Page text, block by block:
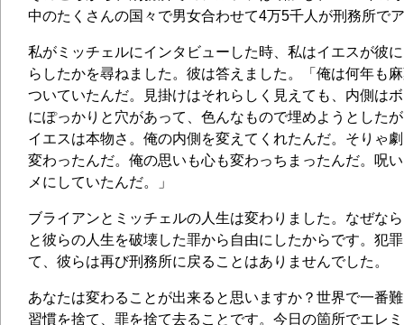
中のたくさんの国々で男女合わせて4万5千人が刑務所で
私がミッチェルにインタビューした時、私はイエスが彼
らしたかを尋ねました。彼は答えました。「俺は何年も
ついていたんだ。見掛けはそれらしく見えても、内側は
にぽっかりと穴があって、色んなもので埋めようとした
イエスは本物さ。俺の内側を変えてくれたんだ。そりゃ
変わったんだ。俺の思いも心も変わっちまったんだ。呪
メにしていたんだ。」
ブライアンとミッチェルの人生は変わりました。なぜな
と彼らの人生を破壊した罪から自由にしたからです。犯
て、彼らは再び刑務所に戻ることはありませんでした。
あなたは変わることが出来ると思いますか？世界で一番
習慣を捨て、罪を捨て去ることです。今日の箇所でエレ